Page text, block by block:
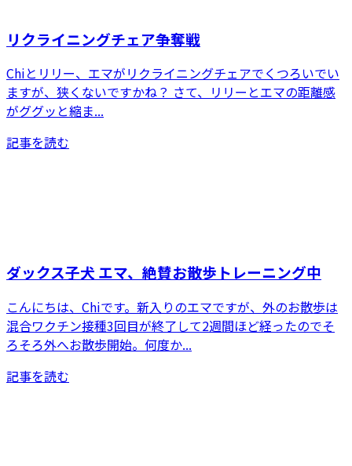
リクライニングチェア争奪戦
Chiとリリー、エマがリクライニングチェアでくつろいでい
ますが、狭くないですかね？ さて、リリーとエマの距離感
がググッと縮ま...
記事を読む
ダックス子犬 エマ、絶賛お散歩トレーニング中
こんにちは、Chiです。新入りのエマですが、外のお散歩は
混合ワクチン接種3回目が終了して2週間ほど経ったのでそ
ろそろ外へお散歩開始。何度か...
記事を読む